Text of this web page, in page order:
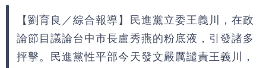
【劉育良／綜合報導】民進黨立委王義川，在政
論節目議論台中市長盧秀燕的粉底液，引發諸多
抨擊。民進黨性平部今天發文嚴厲譴責王義川，